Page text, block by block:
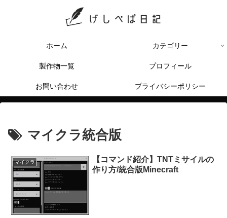
ホーム カテゴリー
製作物一覧 プロフィール
お問い合わせ プライバシーポリシー
マイクラ統合版
マイクラ
【コマンド紹介】TNTミサイルの
作り方/統合版Minecraft